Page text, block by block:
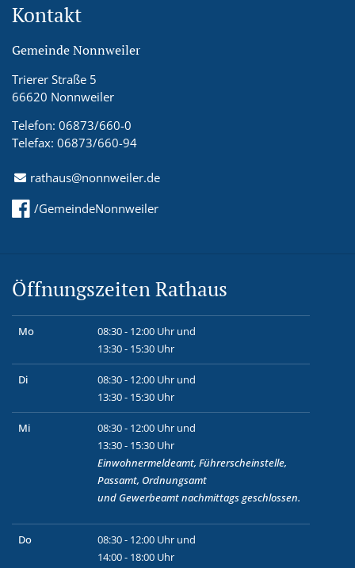
Kontakt
Gemeinde Nonnweiler
Trierer Straße 5
66620 Nonnweiler
Telefon: 06873/660-0
Telefax: 06873/660-94
rathaus@nonnweiler.de
/GemeindeNonnweiler
Öffnungszeiten Rathaus
Mo
08:30 - 12:00 Uhr und
13:30 - 15:30 Uhr
Di
08:30 - 12:00 Uhr und
13:30 - 15:30 Uhr
Mi
08:30 - 12:00 Uhr und
13:30 - 15:30 Uhr
Einwohnermeldeamt, Führerscheinstelle,
Passamt, Ordnungsamt
und Gewerbeamtnachmittags geschlossen.
Do
08:30 - 12:00 Uhr und
14:00 - 18:00 Uhr